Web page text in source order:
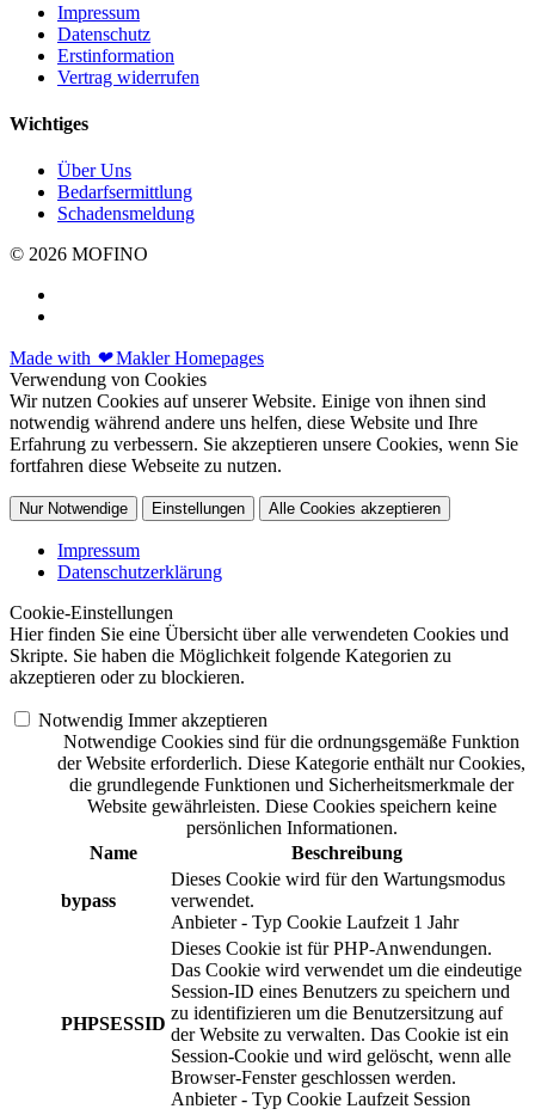
Impressum
Datenschutz
Erstinformation
Vertrag widerrufen
Wichtiges
Über Uns
Bedarfsermittlung
Schadensmeldung
© 2026 MOFINO
Made with ❤Makler Homepages
Verwendung von Cookies
Wir nutzen Cookies auf unserer Website. Einige von ihnen sind
notwendig während andere uns helfen, diese Website und Ihre
Erfahrung zu verbessern. Sie akzeptieren unsere Cookies, wenn Sie
fortfahren diese Webseite zu nutzen.
Nur Notwendige Einstellungen Alle Cookies akzeptieren
Impressum
Datenschutzerklärung
Cookie-Einstellungen
Hier finden Sie eine Übersicht über alle verwendeten Cookies und
Skripte. Sie haben die Möglichkeit folgende Kategorien zu
akzeptieren oder zu blockieren.
Notwendig Immer akzeptieren
Notwendige Cookies sind für die ordnungsgemäße Funktion
der Website erforderlich. Diese Kategorie enthält nur Cookies,
die grundlegende Funktionen und Sicherheitsmerkmale der
Website gewährleisten. Diese Cookies speichern keine
persönlichen Informationen.
Name
Beschreibung
bypass
Dieses Cookie wird für den Wartungsmodus
verwendet.
Anbieter - Typ Cookie Laufzeit 1 Jahr
PHPSESSID
Dieses Cookie ist für PHP-Anwendungen.
Das Cookie wird verwendet um die eindeutige
Session-ID eines Benutzers zu speichern und
zu identifizieren um die Benutzersitzung auf
der Website zu verwalten. Das Cookie ist ein
Session-Cookie und wird gelöscht, wenn alle
Browser-Fenster geschlossen werden.
Anbieter - Typ Cookie Laufzeit Session